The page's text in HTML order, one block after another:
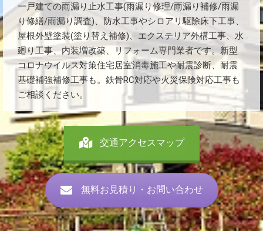
一戸建ての雨漏り止水工事(雨漏り修理/雨漏り補修/雨漏
り修繕/雨漏り調査)、防水工事やシロアリ駆除床下工事、
屋根外壁塗装(塗り替え補修)、エクステリア外構工事、水
廻り工事、内装増改築、リフォーム専門業者です。新型
コロナウイルス対策住宅居室消毒施工や耐震診断、耐震
基礎補強補修工事も。鉄骨RC対応や火災保険対応工事も
ご相談ください。
交通アクセスマップ
無料お見積り・お問い合わせ